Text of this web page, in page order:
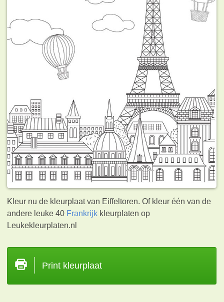
Kleur nu de kleurplaat van Eiffeltoren. Of kleur één van de
andere leuke 40 Frankrijk kleurplaten op
Leukekleurplaten.nl
Print kleurplaat